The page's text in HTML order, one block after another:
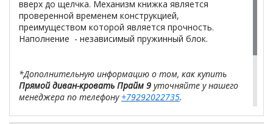
вверх до щелчка. Механизм книжка является
проверенной временем конструкцией,
преимуществом которой является прочность.
Наполнение - независимый пружинный блок.
*Дополнительную информацию о том, как купить
Прямой диван-кровать Прайм 9 уточняйте у нашего
менеджера по телефону +79292022735.
**Цены на официальном сайте100диванов.com